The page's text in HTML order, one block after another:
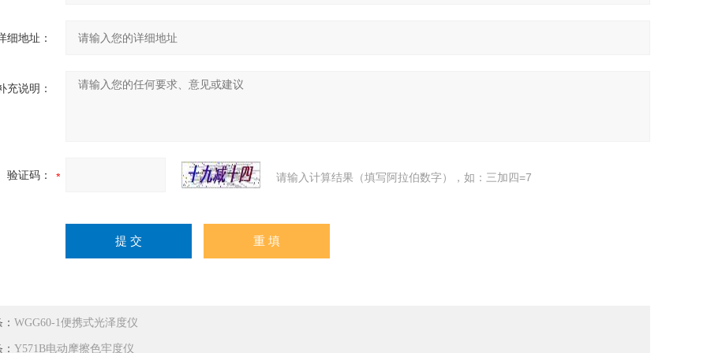
细地址：
充说明：
验证码： 请输入计算结果（填写阿拉伯数字），如：三加四=7
WGG60-1便携式光泽度仪
Y571B电动摩擦色牢度仪